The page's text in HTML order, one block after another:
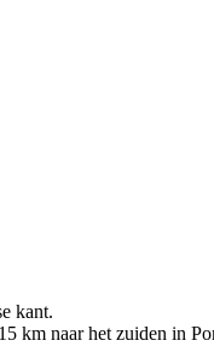
kant.
km naar het zuiden in